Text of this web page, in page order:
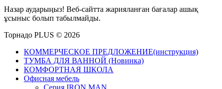
Назар аударыңыз! Веб-сайтта жарияланған бағалар ашық
ұсыныс болып табылмайды.
Торнадо PLUS © 2026
КОММЕРЧЕСКОЕ ПРЕДЛОЖЕНИЕ(инструкция)
ТУМБА ДЛЯ ВАННОЙ (Новинка)
КОМФОРТНАЯ ШКОЛА
Офисная мебель
Серия IRON MAN